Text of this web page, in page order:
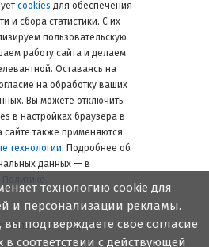
сталь,
или латунь),
конструкций
и устройство
Все эти параметры
проекта.
расходы
кровельной части
элементов
компанией становится
процессом. На сайте
тип конструкции и
cookies для обеспечения
и сбора статистики. С их
пользовательскую
работу сайта и делаем
Оставаясь на
на обработку ваших
Вы можете отключить
в настройках браузера в
также применяются
технологии. Подробнее об
данных — в
Политике
Профиль.
технологию cookie для
и персонализации рекламы.
вы подтверждаете свое согласие
соответствии с действующей